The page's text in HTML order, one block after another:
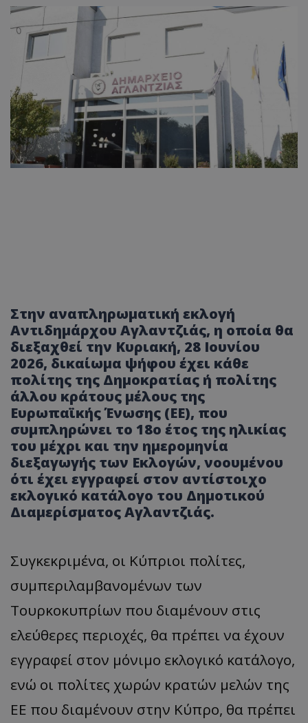
Στην αναπληρωματική εκλογή
Αντιδημάρχου Αγλαντζιάς, η οποία θα
διεξαχθεί την Κυριακή, 28 Ιουνίου
2026, δικαίωμα ψήφου έχει κάθε
πολίτης της Δημοκρατίας ή πολίτης
άλλου κράτους μέλους της
Ευρωπαϊκής Ένωσης (ΕΕ), που
συμπληρώνει το 18ο έτος της ηλικίας
του μέχρι και την ημερομηνία
διεξαγωγής των Εκλογών, νοουμένου
ότι έχει εγγραφεί στον αντίστοιχο
εκλογικό κατάλογο του Δημοτικού
Διαμερίσματος Αγλαντζιάς.
Συγκεκριμένα, οι Κύπριοι πολίτες,
συμπεριλαμβανομένων των
Τουρκοκυπρίων που διαμένουν στις
ελεύθερες περιοχές, θα πρέπει να έχουν
εγγραφεί στον μόνιμο εκλογικό κατάλογο,
ενώ οι πολίτες χωρών κρατών μελών της
ΕΕ που διαμένουν στην Κύπρο, θα πρέπει